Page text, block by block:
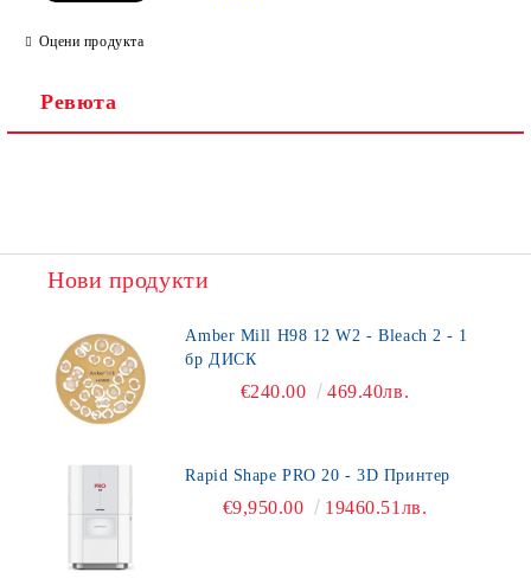
Оцени продукта
Ревюта
Нови продукти
Amber Mill H98 12 W2 - Bleach 2 - 1
бр ДИСК
€240.00 469.40лв.
Rapid Shape PRO 20 - 3D Принтер
€9,950.00 19460.51лв.